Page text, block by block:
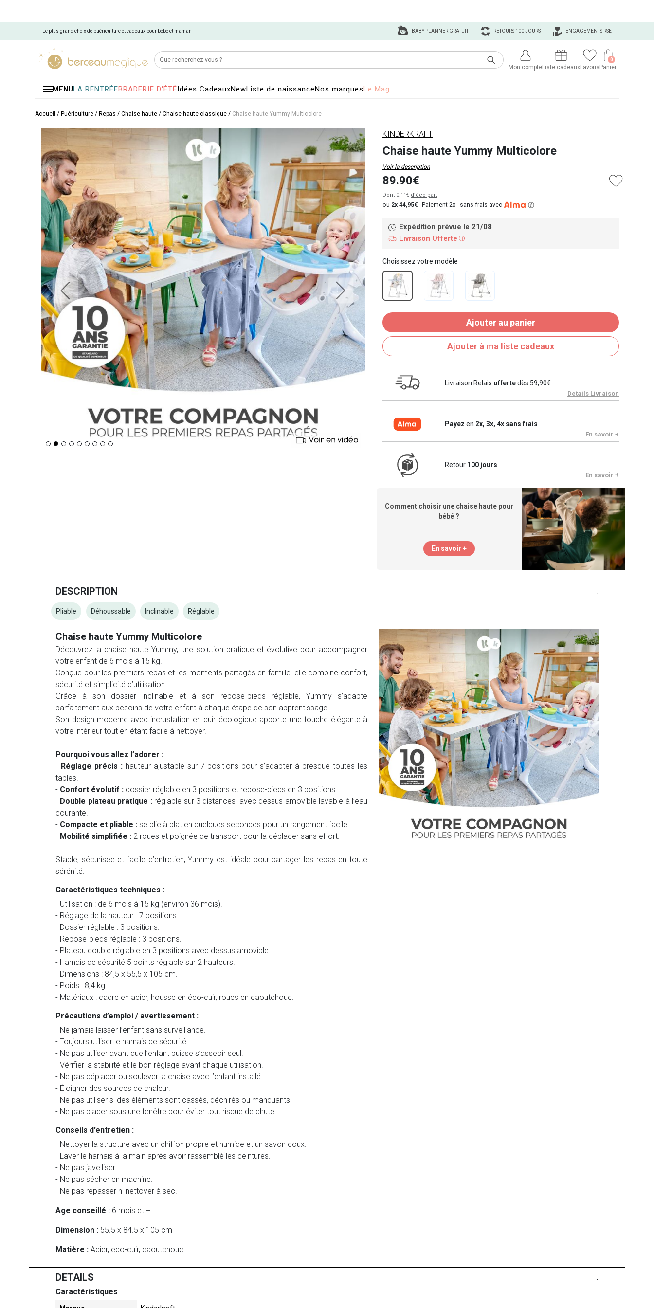
Le plus grand choix de puériculture et cadeaux pour bébé et maman ENGAGEMENTS RSE
RETOURS 100 JOURS
BABY PLANNER GRATUIT
Mon compteListe cadeauxFavoris Panier
0
MENULA RENTRÉEBRADERIE D'ÉTÉIdées CadeauxNewListe de naissanceNos marquesLe Mag
Accueil / Puériculture / Repas / Chaise haute / Chaise haute classique / Chaise haute Yummy Multicolore
KINDERKRAFT
Chaise haute Yummy Multicolore
Voir la description
89.90€
Dont 0.11€ d’éco part
ou 2x 44,95€ - Paiement 2x -sans frais avec
Expédition prévue le 21/08
Livraison Offerte
i
Choisissez votre modèle
Ajouter au panier
Ajouter à ma liste cadeaux
Livraison Relais offertedès 59,90€
Details Livraison
Payez en 2x, 3x, 4x sans frais
En savoir +
Retour 100 jours
En savoir +
Comment choisir une chaise haute pour
bébé ?
En savoir +
DESCRIPTION -
Pliable Déhoussable Inclinable Réglable
Chaise haute Yummy Multicolore
Découvrez la chaise haute Yummy, une solution pratique et évolutive pour accompagner
votre enfant de 6 mois à 15 kg.
Conçue pour les premiers repas et les moments partagés en famille, elle combine confort,
sécurité et simplicité d’utilisation.
Grâce à son dossier inclinable et à son repose-pieds réglable, Yummy s’adapte
parfaitement aux besoins de votre enfant à chaque étape de son apprentissage.
Son design moderne avec incrustation en cuir écologique apporte une touche élégante à
votre intérieur tout en étant facile à nettoyer.
Pourquoi vous allez l’adorer :
- Réglage précis :hauteur ajustable sur 7 positions pour s’adapter à presque toutes les
tables.
- Confort évolutif : dossier réglable en 3 positions et repose-pieds en 3 positions.
- Double plateau pratique :réglable sur 3 distances, avec dessus amovible lavable à l’eau
courante.
- Compacte et pliable : se plie à plat en quelques secondes pour un rangement facile.
- Mobilité simplifiée : 2 roues et poignée de transport pour la déplacer sans effort.
Stable, sécurisée et facile d’entretien, Yummy est idéale pour partager les repas en toute
sérénité.
Caractéristiques techniques :
- Utilisation : de 6 mois à 15 kg (environ 36 mois).
- Réglage de la hauteur : 7 positions.
- Dossier réglable : 3 positions.
- Repose-pieds réglable : 3 positions.
- Plateau double réglable en 3 positions avec dessus amovible.
- Harnais de sécurité 5 points réglable sur 2 hauteurs.
- Dimensions : 84,5 x 55,5 x 105 cm.
- Poids : 8,4 kg.
- Matériaux : cadre en acier, housse en éco-cuir, roues en caoutchouc.
Précautions d’emploi / avertissement :
- Ne jamais laisser l’enfant sans surveillance.
- Toujours utiliser le harnais de sécurité.
- Ne pas utiliser avant que l’enfant puisse s’asseoir seul.
- Vérifier la stabilité et le bon réglage avant chaque utilisation.
- Ne pas déplacer ou soulever la chaise avec l’enfant installé.
- Éloigner des sources de chaleur.
- Ne pas utiliser si des éléments sont cassés, déchirés ou manquants.
- Ne pas placer sous une fenêtre pour éviter tout risque de chute.
Conseils d’entretien :
- Nettoyer la structure avec un chiffon propre et humide et un savon doux.
- Laver le harnais à la main après avoir rassemblé les ceintures.
- Ne pas javelliser.
- Ne pas sécher en machine.
- Ne pas repasser ni nettoyer à sec.
Age conseillé : 6 mois et +
Dimension : 55.5 x 84.5 x 105 cm
Matière : Acier, eco-cuir, caoutchouc
DETAILS -
Caractéristiques